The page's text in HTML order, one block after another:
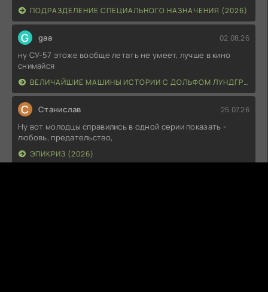
ПОДРАЗДЕЛЕНИЕ СПЕЦИАЛЬНОГО НАЗНАЧЕНИЯ (2026)
G gaa 02.08.26
ну СУ-57 этоже вообще летать не умеет, лучше в кино
снимайся
ВЕЛИЧАЙШИЕ МАШИНЫ ИСТОРИИ С ДОЛЬФОМ ЛУНДГРЕНОМ (2026)
С Станислав 25.07.26
Ну вот молодцы справились в одной серии показать -
любовь, предательство,
ЭПИКРИЗ (2026)